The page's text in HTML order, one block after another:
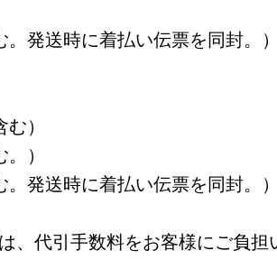
発送時に着払い伝票を同封。）
）
）
発送時に着払い伝票を同封。）
代引手数料をお客様にご負担